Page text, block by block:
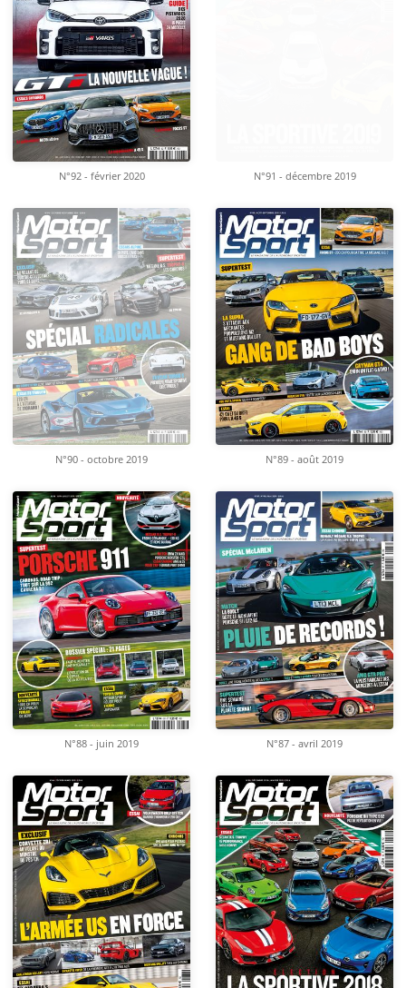
N°92 - février 2020 N°91 - décembre 2019
N°90 - octobre 2019 N°89 - août 2019
N°88 - juin 2019 N°87 - avril 2019